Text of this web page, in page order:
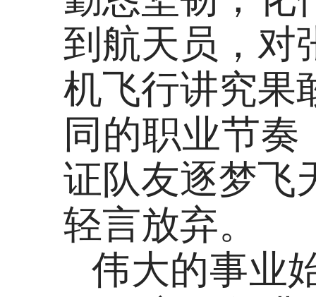
到航天员，对
机飞行讲究果
同的职业节
证队友逐梦飞
轻言放弃。
伟大的事业